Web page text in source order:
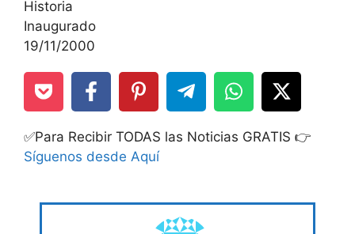
Historia
Inaugurado
19/11/2000
✅Para Recibir TODAS las Noticias GRATIS 👉
Síguenos desde Aquí